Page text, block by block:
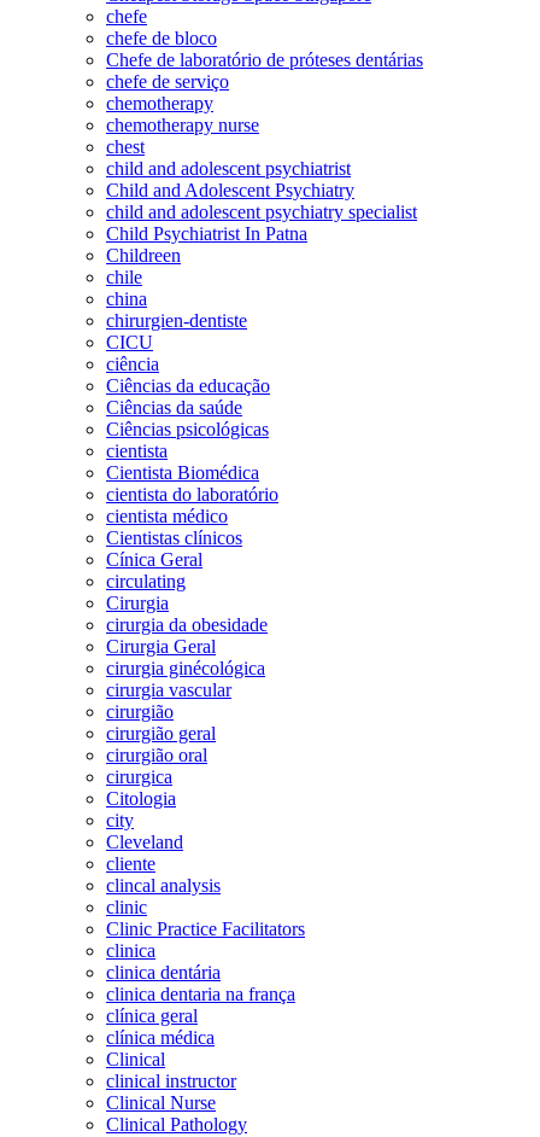
chefe
chefe de bloco
Chefe de laboratório de próteses dentárias
chefe de serviço
chemotherapy
chemotherapy nurse
chest
child and adolescent psychiatrist
Child and Adolescent Psychiatry
child and adolescent psychiatry specialist
Child Psychiatrist In Patna
Childreen
chile
china
chirurgien-dentiste
CICU
ciência
Ciências da educação
Ciências da saúde
Ciências psicológicas
cientista
Cientista Biomédica
cientista do laboratório
cientista médico
Cientistas clínicos
Cínica Geral
circulating
Cirurgia
cirurgia da obesidade
Cirurgia Geral
cirurgia ginécológica
cirurgia vascular
cirurgião
cirurgião geral
cirurgião oral
cirurgica
Citologia
city
Cleveland
cliente
clincal analysis
clinic
Clinic Practice Facilitators
clinica
clinica dentária
clinica dentaria na frança
clínica geral
clínica médica
Clinical
clinical instructor
Clinical Nurse
Clinical Pathology